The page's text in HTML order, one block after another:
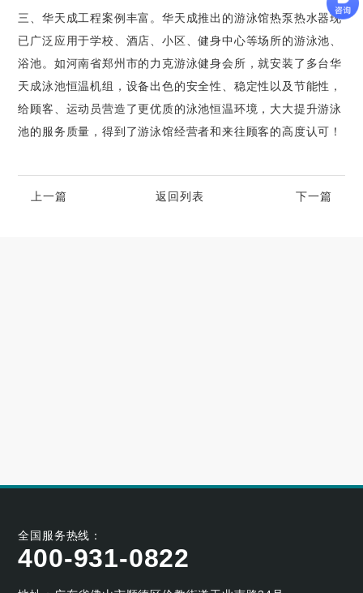
三、华天成工程案例丰富。华天成推出的游泳馆热泵热水器现
已广泛应用于学校、酒店、小区、健身中心等场所的游泳池、
浴池。如河南省郑州市的力克游泳健身会所，就安装了多台华
天成泳池恒温机组，设备出色的安全性、稳定性以及节能性，
给顾客、运动员营造了更优质的泳池恒温环境，大大提升游泳
池的服务质量，得到了游泳馆经营者和来往顾客的高度认可！
上一篇 返回列表 下一篇
全国服务热线：
400-931-0822